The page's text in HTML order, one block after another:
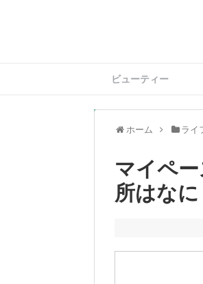
ビューティー
ホーム ライ
マイペ
所はなに